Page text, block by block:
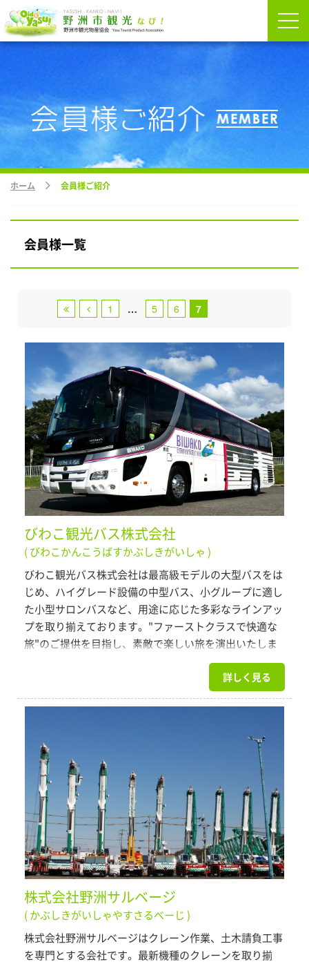
ホーム 会員様ご紹介
会員様一覧
1 … 5 6 7
びわこ観光バス株式会社
( びわこかんこうばすかぶしきがいしゃ )
びわこ観光バス株式会社は最高級モデルの大型バスをは
じめ、ハイグレード設備の中型バス、小グループに適し
た小型サロンバスなど、用途に応じた多彩なラインアッ
プを取り揃えております。"ファーストクラスで快適な
旅"のご提供を目指し、素敵で楽しい旅を演出いたしま
す。また、貸切バス事業者安全性評価認定制度におい
て、安全の取り組みを評価され、最高ランクの「３つ
星」を受けており、安全で快適な旅をお楽しみ下さい。
詳しく見る
株式会社野洲サルベージ
( かぶしきがいしゃやすさるべーじ )
株式会社野洲サルベージはクレーン作業、土木請負工事
を専門とする会社です。最新機種のクレーンを取り揃